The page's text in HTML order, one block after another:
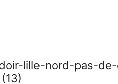
lille-nord-pas-